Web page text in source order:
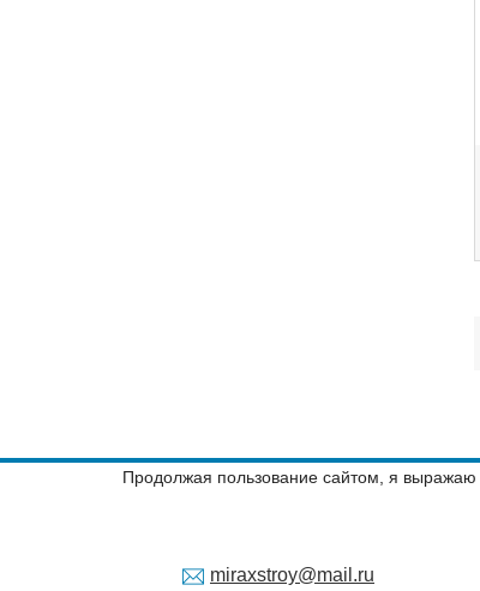
miraxstroy@mail.ru
Продолжая пользование сайтом, я выражаю